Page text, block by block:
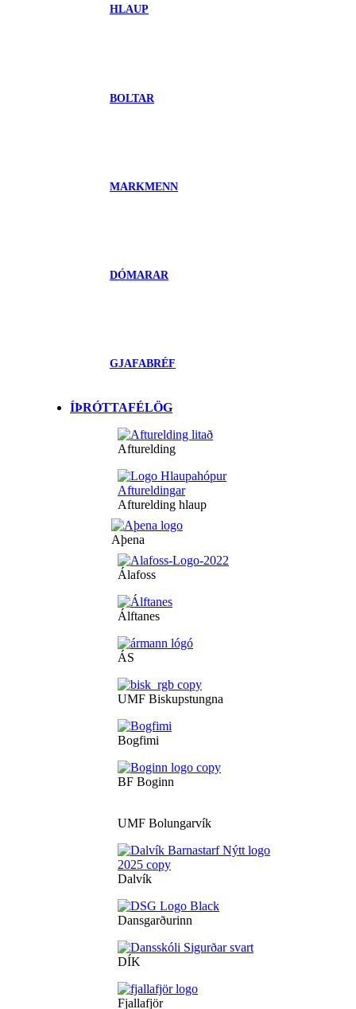
HLAUP
BOLTAR
MARKMENN
DÓMARAR
GJAFABRÉF
ÍÞRÓTTAFÉLÖG
Afturelding
Afturelding hlaup
Aþena
Álafoss
Álftanes
ÁS
UMF Biskupstungna
Bogfimi
BF Boginn
UMF Bolungarvík
Dalvík
Dansgarðurinn
DÍK
Fjallafjör